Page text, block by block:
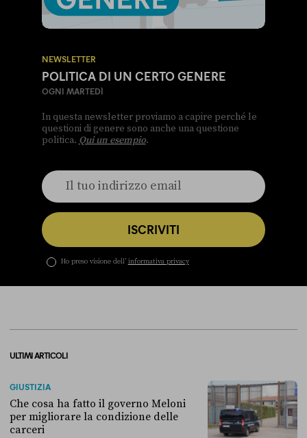
NEWSLETTER
POLITICA DI UN CERTO GENERE
OGNI MARTEDÌ
In questa newsletter proviamo a capire perché le
questioni di genere sono anche una questione
politica. Qui un esempio.
ISCRIVITI
Ho preso visione dell’ informativa privacy
ULTIMI ARTICOLI
GIUSTIZIA
Che cosa ha fatto il governo Meloni
per migliorare la condizione delle
carceri